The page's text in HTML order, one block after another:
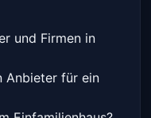
und Firmen in
Anbieter für ein